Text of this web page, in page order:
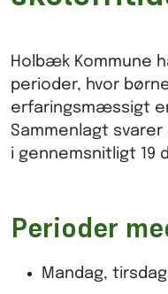
Holbæk Kommune
perioder, hvor
erfaringsmæssigt er
Sammenlagt
i gennemsnitligt 19
Perioder
Mandag,